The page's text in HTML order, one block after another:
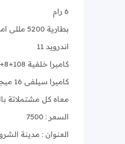
6 رام
بطارية 5200 مللى امبير
اندرويد 11
كاميرا خلفية 108+8+5+2 ميجا بيكسل
كاميرا سيلفى 16 ميجا بيكسل
معاه كل مشتملاتة
السعر : 7500
العنوان : مدينة